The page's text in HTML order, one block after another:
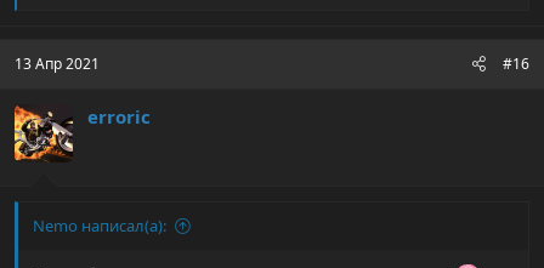
ц
:
13 Апр 2021 #16
erroric
Nemo написал(а):